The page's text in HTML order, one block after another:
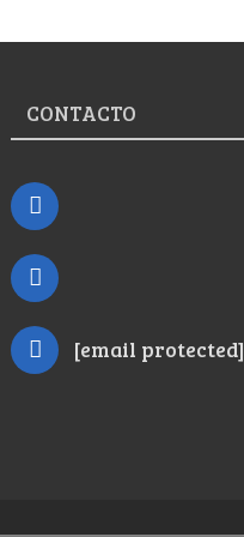
CONTACTO
[email protected]